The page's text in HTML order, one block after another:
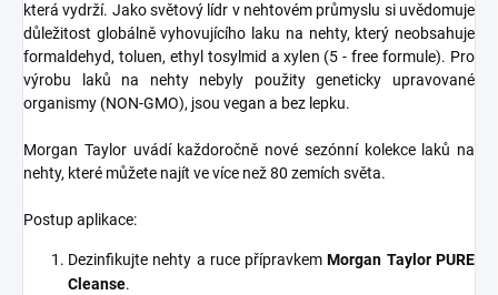
která vydrží. Jako světový lídr v nehtovém průmyslu si uvědomuje
důležitost globálně vyhovujícího laku na nehty, který neobsahuje
formaldehyd, toluen, ethyl tosylmid a xylen (5 - free formule). Pro
výrobu laků na nehty nebyly použity geneticky upravované
organismy (NON-GMO), jsou vegan a bez lepku.
Morgan Taylor uvádí každoročně nové sezónní kolekce laků na
nehty, které můžete najít ve více než 80 zemích světa.
Postup aplikace:
Dezinfikujte nehty a ruce přípravkemMorgan Taylor PURE
Cleanse.